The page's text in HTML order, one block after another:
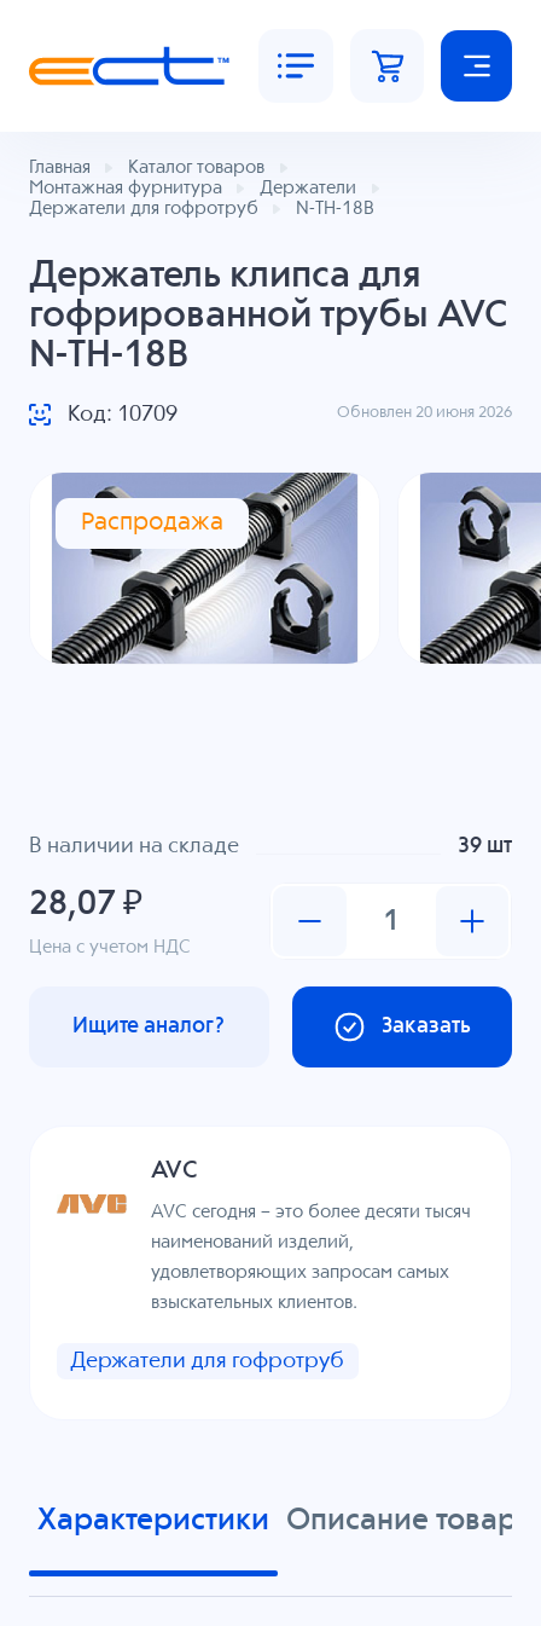
Главная
Каталог товаров
Монтажная фурнитура
Держатели
Держатели для гофротруб
N-TH-18B
Держатель клипса для
гофрированной трубы AVC
N-TH-18B
Код: 10709 Обновлен 20 июня 2026
Распродажа
В наличии на складе 39 шт
28,07 ₽
Цена с учетом НДС
Заказать
Ищите аналог?
AVC
AVC сегодня – это более десяти тысяч
наименований изделий,
удовлетворяющих запросам самых
взыскательных клиентов.
Держатели для гофротруб
Характеристики Описание товара